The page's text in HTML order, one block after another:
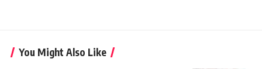
You Might Also Like